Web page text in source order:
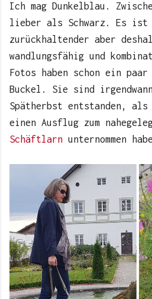
Ich mag Dunkelblau.
lieber als Schwarz. Es ist
zurückhaltender aber
wandlungsfähig und
Fotos haben schon ein paar
Buckel. Sie sind
Spätherbst entstanden,
einen Ausflug zum
Schäftlarn unternommen